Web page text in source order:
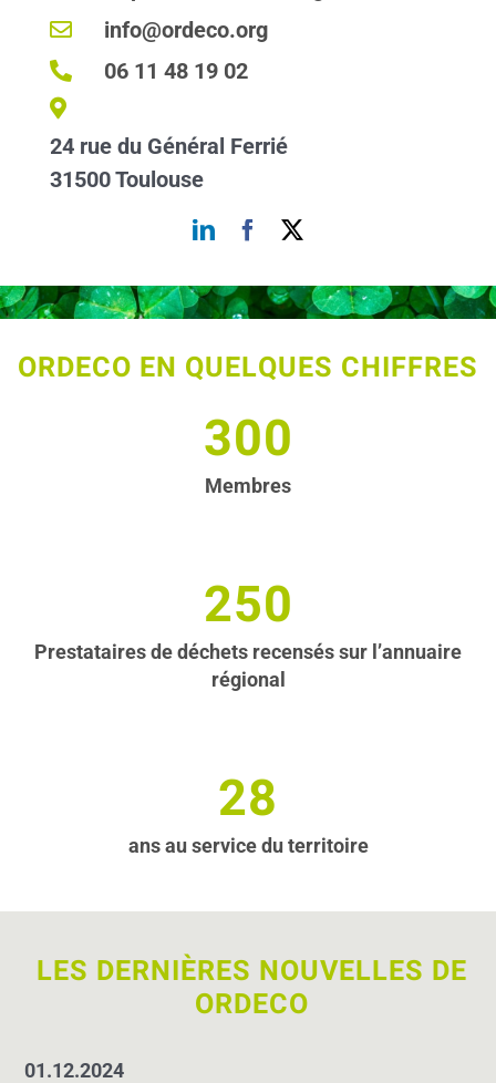
info@ordeco.org
06 11 48 19 02
24 rue du Général Ferrié
31500 Toulouse
ORDECO EN QUELQUES CHIFFRES
300
Membres
250
Prestataires de déchets recensés sur l’annuaire
régional
28
ans au service du territoire
LES DERNIÈRES NOUVELLES DE
ORDECO
01.12.2024